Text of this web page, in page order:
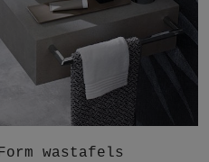
wastafels